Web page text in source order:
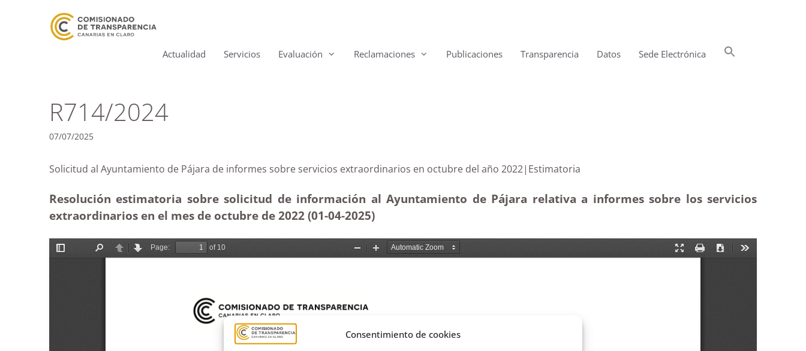
Consentimiento de cookies
Actualidad Servicios Evaluación Reclamaciones Publicaciones Transparencia Datos Sede Electrónica
R714/2024
07/07/2025
Solicitud al Ayuntamiento de Pájara de informes sobre servicios extraordinarios en octubre del año 2022|Estimatoria
Resolución estimatoria sobre solicitud de información al Ayuntamiento de Pájara relativa a informes sobre los servicios
extraordinarios en el mes de octubre de 2022 (01-04-2025)